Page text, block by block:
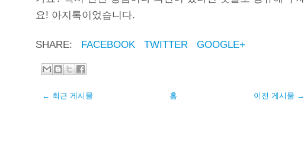
요! 아지톡이었습니다.
SHARE: FACEBOOK TWITTER GOOGLE+
← 최근 게시물 이전 게시물 →
홈